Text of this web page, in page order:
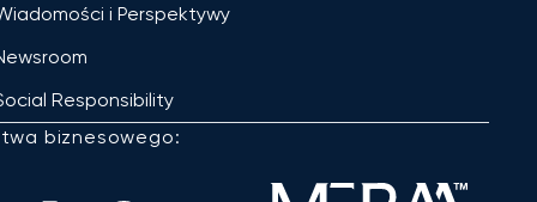
i Perspektywy
Responsibility
biznesowego: